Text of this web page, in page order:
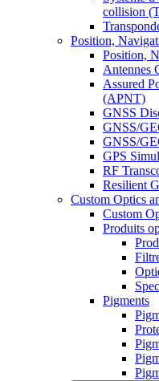
collision
Position,
Position,
Antennes
Assured
(APNT)
GNSS
GNSS/
GNSS/
GPS
RF
Resilient
Custom Optics
Custom
Produits
Pigments